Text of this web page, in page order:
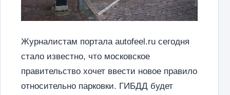
Журналистам портала autofeel.ru сегодня
стало известно, что московское
правительство хочет ввести новое правило
относительно парковки. ГИБДД будет